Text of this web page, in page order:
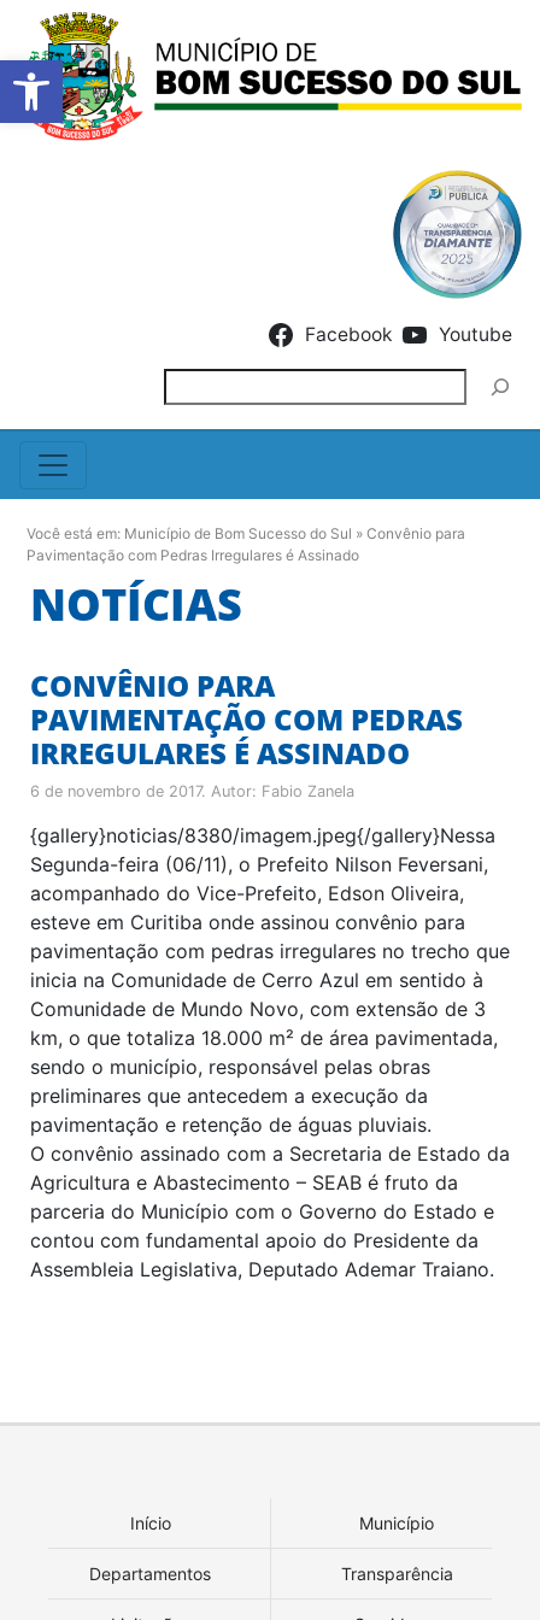
Barra de Ferramentas
Facebook Youtube
Você está em: Município de Bom Sucesso do Sul » Convênio para
Pavimentação com Pedras Irregulares é Assinado
NOTÍCIAS
CONVÊNIO PARA
PAVIMENTAÇÃO COM PEDRAS
IRREGULARES É ASSINADO
6 de novembro de 2017. Autor: Fabio Zanela
{gallery}noticias/8380/imagem.jpeg{/gallery}Nessa
Segunda-feira (06/11), o Prefeito Nilson Feversani,
acompanhado do Vice-Prefeito, Edson Oliveira,
esteve em Curitiba onde assinou convênio para
pavimentação com pedras irregulares no trecho que
inicia na Comunidade de Cerro Azul em sentido à
Comunidade de Mundo Novo, com extensão de 3
km, o que totaliza 18.000 m² de área pavimentada,
sendo o município, responsável pelas obras
preliminares que antecedem a execução da
pavimentação e retenção de águas pluviais.
O convênio assinado com a Secretaria de Estado da
Agricultura e Abastecimento – SEAB é fruto da
parceria do Município com o Governo do Estado e
contou com fundamental apoio do Presidente da
Assembleia Legislativa, Deputado Ademar Traiano.
Início Município
Departamentos Transparência